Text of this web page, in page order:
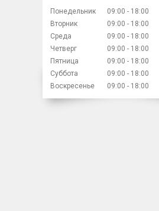
Понедельник 09:00
18:00
Вторник
09:00
18:00
Среда
09:00
18:00
Четверг
09:00
18:00
Пятница
09:00
18:00
Суббота
09:00
18:00
Воскресенье
09:00 18:00